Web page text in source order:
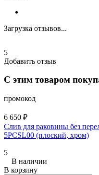
Загрузка отзывов...
5
Добавить отзыв
С этим товаром
промокод
6 650 ₽
Слив для раковины без
5PCSL00 (плоский, хром)
5
В наличии
В корзину